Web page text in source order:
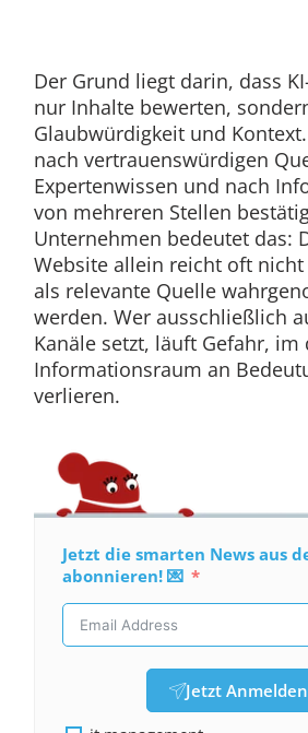
Der Grund liegt darin, dass
nur Inhalte bewerten,
Glaubwürdigkeit und
nach vertrauenswürdigen
Expertenwissen und nach
von mehreren Stellen
Unternehmen bedeutet das:
Website allein reicht oft
als relevante Quelle
werden. Wer ausschließlich
Kanäle setzt, läuft Gefahr, im
Informationsraum an
verlieren.
Jetzt die smarten News aus
abonnieren! 💌
Jetzt